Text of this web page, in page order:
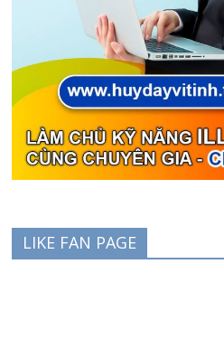
LIKE FAN PAGE